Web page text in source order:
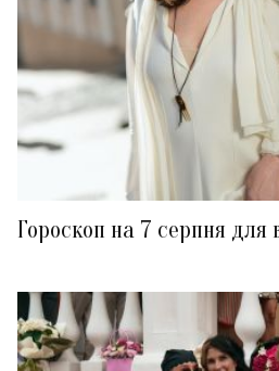
Гороскоп на 7 серпня для